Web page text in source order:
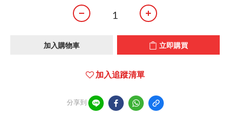
加入購物車 立即購買
加入追蹤清單
分享到